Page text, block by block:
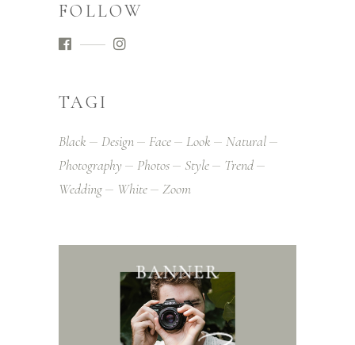
FOLLOW
TAGI
Black Design Face Look
Natural
Photography
Photos Style
Trend
Wedding
White Zoom